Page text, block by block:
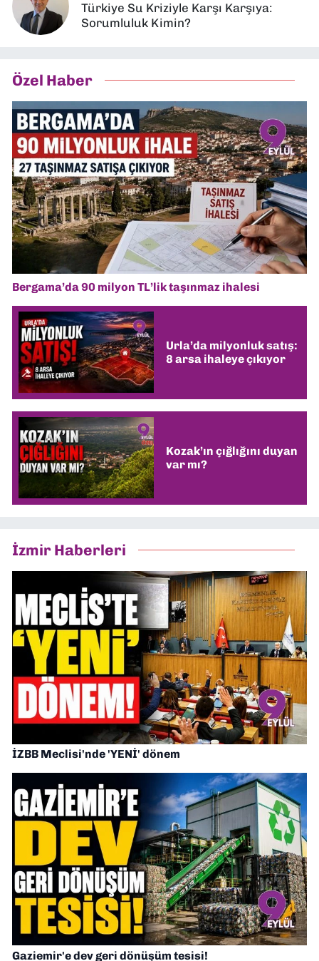
Türkiye Su Kriziyle Karşı Karşıya:
Sorumluluk Kimin?
Özel Haber
Bergama’da 90 milyon TL’lik taşınmaz ihalesi
Urla’da milyonluk satış:
8 arsa ihaleye çıkıyor
Kozak’ın çığlığını duyan
var mı?
İzmir Haberleri
İZBB Meclisi'nde 'YENİ' dönem
Gaziemir'e dev geri dönüşüm tesisi!